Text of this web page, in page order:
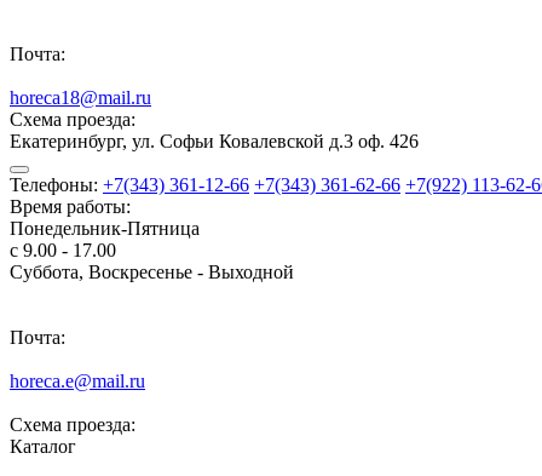
Почта:
horeca18@mail.ru
Схема проезда:
Екатеринбург, ул. Софьи Ковалевской д.3 оф. 426
Телефоны: +7(343) 361-12-66 +7(343) 361-62-66 +7(922) 113-62-
Время работы:
Понедельник-Пятница
с 9.00 - 17.00
Суббота, Воскресенье - Выходной
Почта:
horeca.e@mail.ru
Схема проезда:
Каталог